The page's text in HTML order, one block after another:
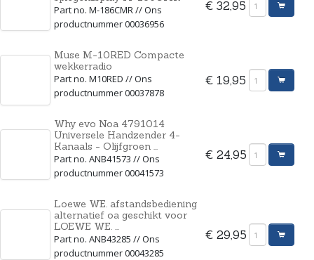
Part no. M-186CMR // Ons
productnummer 00036956
€ 32,95
Muse M-10RED Compacte
wekkerradio
Part no. M10RED // Ons
productnummer 00037878
€ 19,95
Why evo Noa 4791014
Universele Handzender 4-
Kanaals - Olijfgroen ...
Part no. ANB41573 // Ons
productnummer 00041573
€ 24,95
Loewe WE. afstandsbediening
alternatief oa geschikt voor
LOEWE WE. ...
Part no. ANB43285 // Ons
productnummer 00043285
€ 29,95